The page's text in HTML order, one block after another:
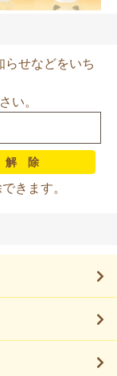
らせなどをいち
い。
きます。